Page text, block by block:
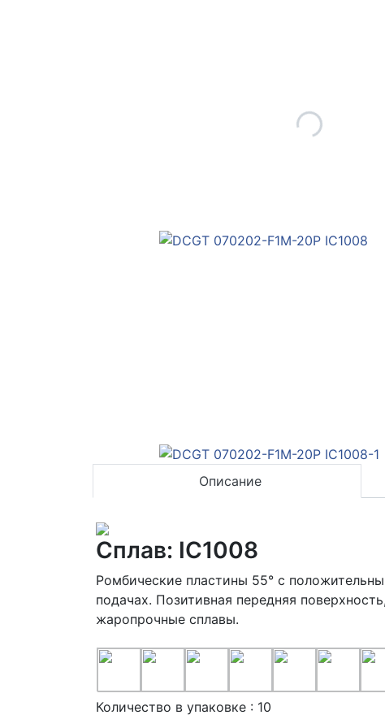
Описание
Сплав: IC1008
Ромбические пластины 55° с
подачах. Позитивная передняя
жаропрочные сплавы.
Количество в упаковке : 10